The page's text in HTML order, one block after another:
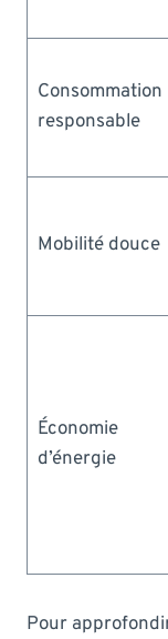
Consommation
responsable
Mobilité douce
Économie
d’énergie
Pour